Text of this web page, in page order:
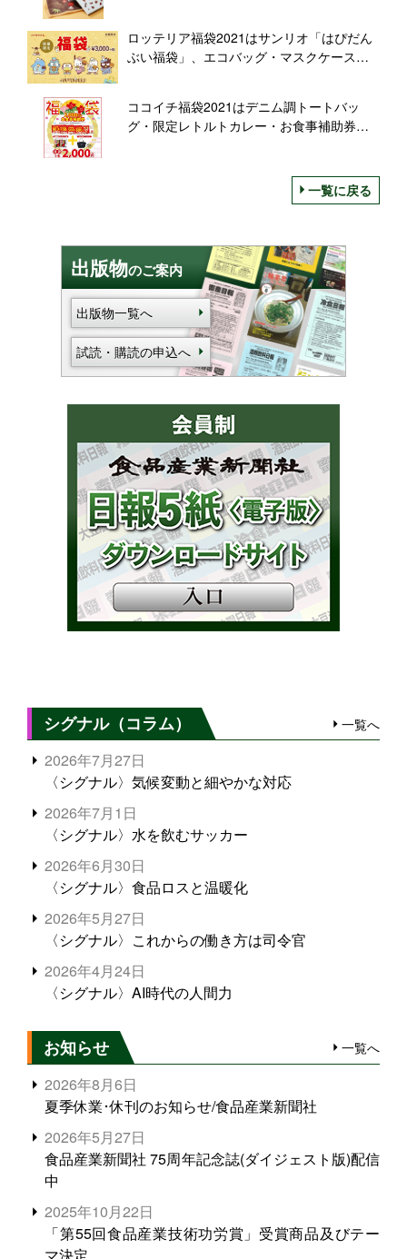
ロッテリア福袋2021はサンリオ「はぴだん
ぶい福袋」、エコバッグ・マスクケースな
ココイチ福袋2021はデニム調トートバッ
グ・限定レトルトカレー・お食事補助券
一覧に戻る
出版物のご案内
出版物一覧へ
試読・購読の申込へ
シグナル（コラム） 一覧へ
2026年7月27日
〈シグナル〉気候変動と細やかな対応
2026年7月1日
〈シグナル〉水を飲むサッカー
2026年6月30日
〈シグナル〉食品ロスと温暖化
2026年5月27日
〈シグナル〉これからの働き方は司令官
2026年4月24日
〈シグナル〉AI時代の人間力
お知らせ 一覧へ
2026年8月6日
夏季休業･休刊のお知らせ/食品産業新聞社
2026年5月27日
食品産業新聞社 75周年記念誌(ダイジェスト版)配信
中
2025年10月22日
「第55回食品産業技術功労賞」受賞商品及びテー